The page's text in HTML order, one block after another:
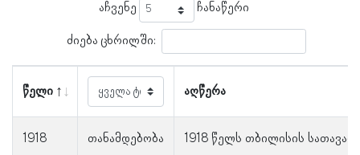
აჩვენე ჩანაწერი
ძიება ცხრილში:
წელი აღწერა
1918 თანამდებობა 1918 წელს თბილისის